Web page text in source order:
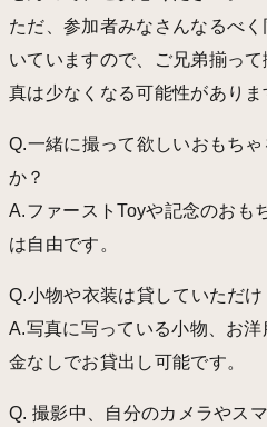
ただ、参加者みなさんなるべ
いていますので、ご兄弟揃っ
真は少なくなる可能性がありま
Q.一緒に撮って欲しいおもち
か？
A.ファーストToyや記念のおも
は自由です。
Q.小物や衣装は貸していただけ
A.写真に写っている小物、お
金なしでお貸出し可能です。
Q. 撮影中、自分のカメラやス